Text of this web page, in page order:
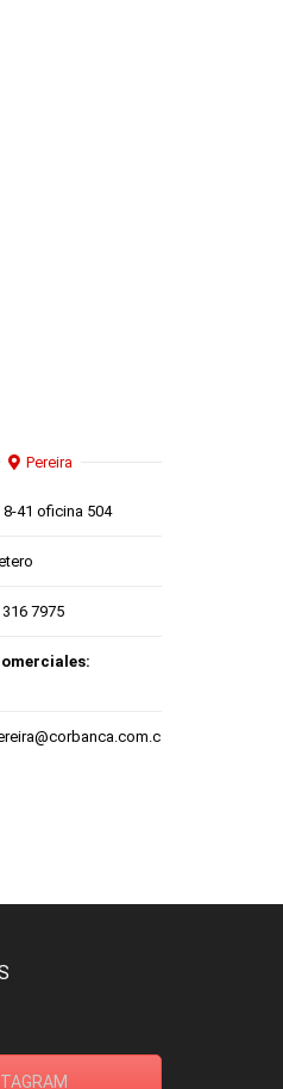
Pereira
8-41 oficina 504
7975